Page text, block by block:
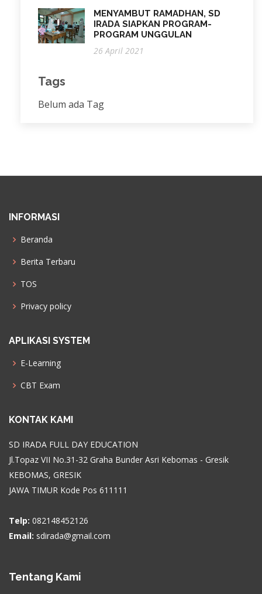
MENYAMBUT RAMADHAN, SD
IRADA SIAPKAN PROGRAM-
PROGRAM UNGGULAN
26 April 2021
Tags
Belum ada Tag
INFORMASI
Beranda
Berita Terbaru
TOS
Privacy policy
APLIKASI SYSTEM
E-Learning
CBT Exam
KONTAK KAMI
SD IRADA FULL DAY EDUCATION
Jl.Topaz VII No.31-32 Graha Bunder Asri Kebomas - Gresik
KEBOMAS, GRESIK
JAWA TIMUR Kode Pos 611111
Telp: 082148452126
Email: sdirada@gmail.com
Tentang Kami